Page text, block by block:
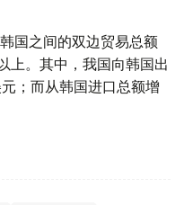
国之间的双边贸易总额
上。其中，我国向韩国出
；而从韩国进口总额增